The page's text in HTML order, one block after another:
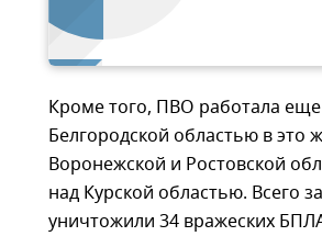
Кроме того, ПВО работала
Белгородской областью в это
Воронежской и Ростовской
над Курской областью. Всего
уничтожили 34 вражеских